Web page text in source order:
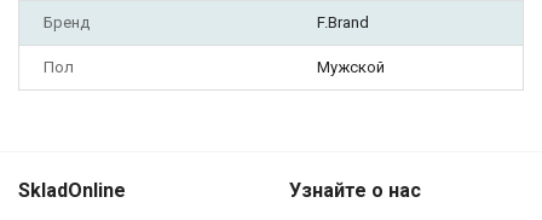
Бренд F.Brand
Пол Мужской
SkladOnline Узнайте о нас